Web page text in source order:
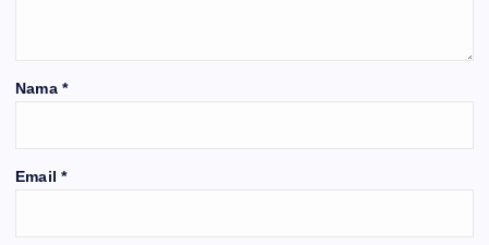
Nama *
Email *